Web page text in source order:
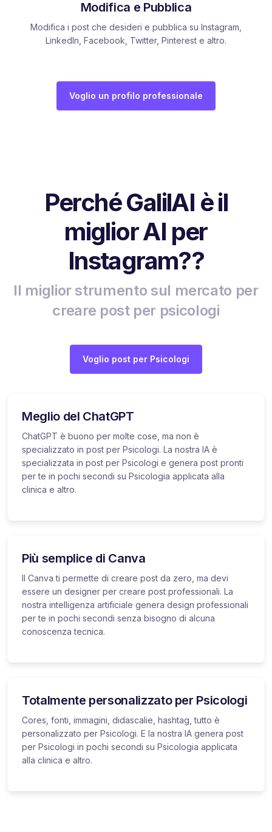
Modifica e Pubblica
Modifica i post che desideri e pubblica su Instagram,
LinkedIn, Facebook, Twitter, Pinterest e altro.
Voglio un profilo professionale
Perché GalilAI è il
miglior AI per
Instagram??
Il miglior strumento sul mercato per
creare post per psicologi
Voglio post per Psicologi
Meglio del ChatGPT
ChatGPT è buono per molte cose, ma non è
specializzato in post per Psicologi. La nostra IA è
specializzata in post per Psicologi e genera post pronti
per te in pochi secondi su Psicologia applicata alla
clinica e altro.
Più semplice di Canva
Il Canva ti permette di creare post da zero, ma devi
essere un designer per creare post professionali. La
nostra intelligenza artificiale genera design professionali
per te in pochi secondi senza bisogno di alcuna
conoscenza tecnica.
Totalmente personalizzato per Psicologi
Cores, fonti, immagini, didascalie, hashtag, tutto è
personalizzato per Psicologi. E la nostra IA genera post
per Psicologi in pochi secondi su Psicologia applicata
alla clinica e altro.